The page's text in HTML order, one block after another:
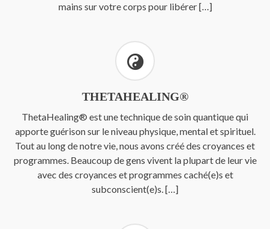
mains sur votre corps pour libérer […]
THETAHEALING®
ThetaHealing® est une technique de soin quantique qui
apporte guérison sur le niveau physique, mental et spirituel.
Tout au long de notre vie, nous avons créé des croyances et
programmes. Beaucoup de gens vivent la plupart de leur vie
avec des croyances et programmes caché(e)s et
subconscient(e)s. […]